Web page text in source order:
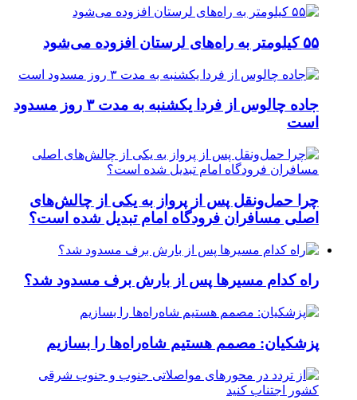
۵۵ کیلومتر به راه‌های لرستان افزوده می‌شود
جاده چالوس از فردا یکشنبه به مدت ۳ روز مسدود
است
چرا حمل‌ونقل پس از پرواز به یکی از چالش‌های
اصلی مسافران فرودگاه امام تبدیل شده است؟
راه کدام مسیرها پس از بارش برف مسدود شد؟
پزشکیان: مصمم هستیم شاه‌راه‌ها را بسازیم